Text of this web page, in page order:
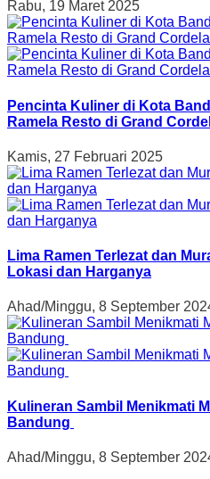
Rabu, 19 Maret 2025
Pencinta Kuliner di Kota
Ramela Resto di Grand
Kamis, 27 Februari 2025
Lima Ramen Terlezat dan
Lokasi dan Harganya
Ahad/Minggu, 8 September
Kulineran Sambil Menikmati
Bandung
Ahad/Minggu, 8 September